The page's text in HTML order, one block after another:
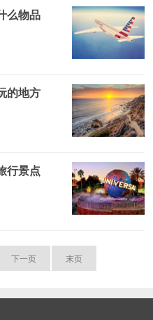
么物品
的地方
行景点
下一页 末页